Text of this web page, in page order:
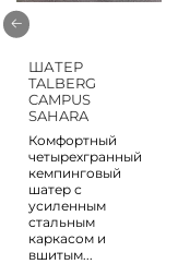
ШАТЕР
TALBERG
CAMPUS
SAHARA
Комфортный
четырехгранный
кемпинговый
шатер с
усиленным
стальным
каркасом и
вшитым...